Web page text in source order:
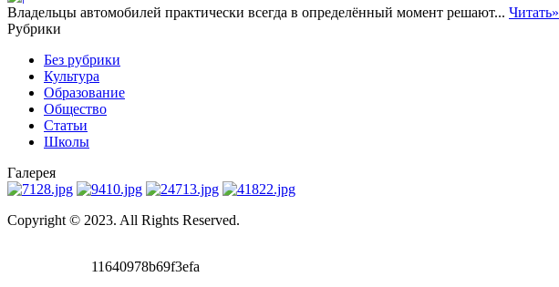
Владельцы автомобилей практически всегда в определённый момент решают... Читать»
Рубрики
Без рубрики
Культура
Образование
Общество
Статьи
Школы
Галерея
Copyright © 2023. All Rights Reserved.
11640978b69f3efa